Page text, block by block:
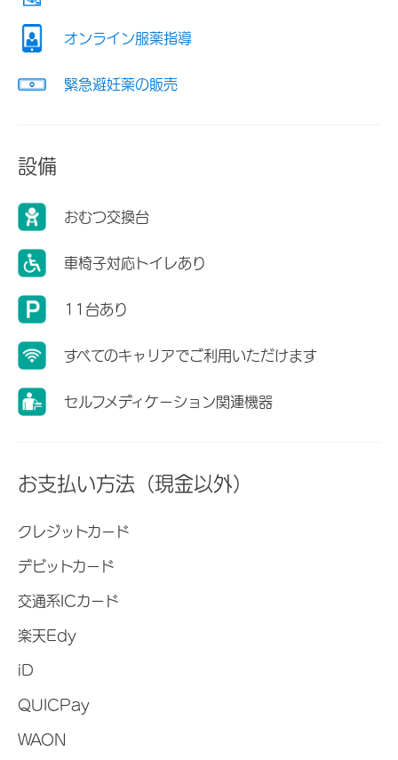
オンライン服薬指導
緊急避妊薬の販売
設備
おむつ交換台
車椅子対応トイレあり
11台あり
すべてのキャリアでご利用いただけます
セルフメディケーション関連機器
お支払い方法（現金以外）
クレジットカード
デビットカード
交通系ICカード
楽天Edy
iD
QUICPay
WAON